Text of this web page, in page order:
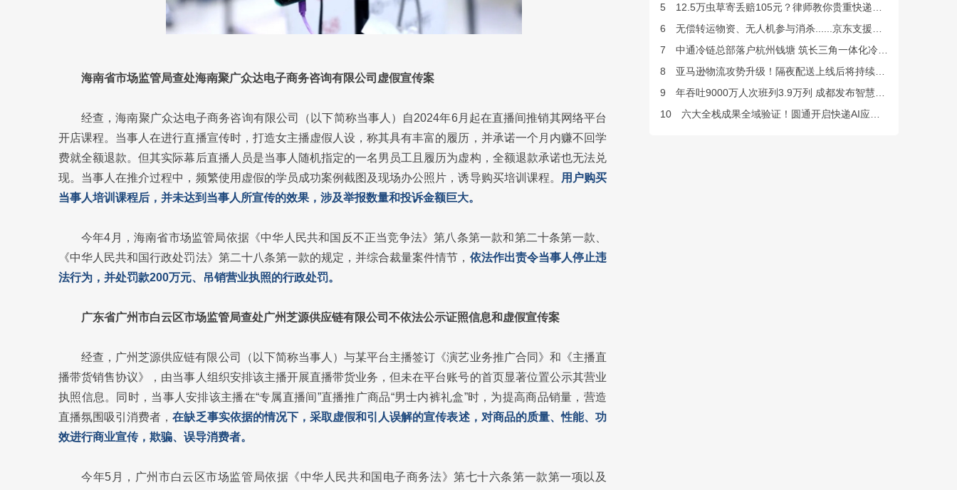
海南省市场监管局查处海南聚广众达电子商务咨询有限公司虚假宣传案
经查，海南聚广众达电子商务咨询有限公司（以下简称当事人）自2024年6月起在直播间推销其网络平台
开店课程。当事人在进行直播宣传时，打造女主播虚假人设，称其具有丰富的履历，并承诺一个月内赚不回学
费就全额退款。但其实际幕后直播人员是当事人随机指定的一名男员工且履历为虚构，全额退款承诺也无法兑
现。当事人在推介过程中，频繁使用虚假的学员成功案例截图及现场办公照片，诱导购买培训课程。
用户购买
当事人培训课程后，并未达到当事人所宣传的效果，涉及举报数量和投诉金额巨大。
今年4月，海南省市场监管局依据《中华人民共和国反不正当竞争法》第八条第一款和第二十条第一款、
《中华人民共和国行政处罚法》第二十八条第一款的规定，并综合裁量案件情节， 依法作出责令当事人停止违
法行为，并处罚款200万元、吊销营业执照的行政处罚。
广东省广州市白云区市场监管局查处广州芝源供应链有限公司不依法公示证照信息和虚假宣传案
经查，广州芝源供应链有限公司（以下简称当事人）与某平台主播签订《演艺业务推广合同》和《主播直
播带货销售协议》，由当事人组织安排该主播开展直播带货业务，但未在平台账号的首页显著位置公示其营业
执照信息。同时，当事人安排该主播在“专属直播间”直播推广商品“男士内裤礼盒”时，为提高商品销量，营造
直播氛围吸引消费者，在缺乏事实依据的情况下，采取虚假和引人误解的宣传表述，对商品的质量、性能、功
效进行商业宣传，欺骗、误导消费者。
今年5月，广州市白云区市场监管局依据《中华人民共和国电子商务法》第七十六条第一款第一项以及
5
12.5万虫草寄丢赔105元？律师教你贵重快递丢失如何维权
6
无偿转运物资、无人机参与消杀......京东支援广西灾后重建
7
中通冷链总部落户杭州钱塘 筑长三角一体化冷链中枢基地
8
亚马逊物流攻势升级！隔夜配送上线后将持续挤压快递巨头
9
年吞吐9000万人次班列3.9万列 成都发布智慧物流“双清单”
10
六大全栈成果全域验证！圆通开启快递AI应用规模化落地